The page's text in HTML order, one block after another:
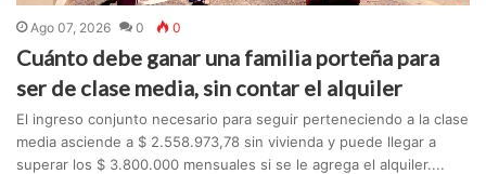
Ago 07, 2026 0 0
Cuánto debe ganar una familia porteña para
ser de clase media, sin contar el alquiler
El ingreso conjunto necesario para seguir perteneciendo a la clase
media asciende a $ 2.558.973,78 sin vivienda y puede llegar a
superar los $ 3.800.000 mensuales si se le agrega el alquiler....